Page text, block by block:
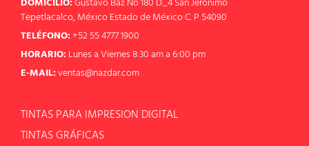
Tepetlacalco, México Estado de México C. P 54090
TELÉFONO:+52 55 4777 1900
HORARIO: Lunes a Viernes 8:30 am a 6:00 pm
E-MAIL:ventas@nazdar.com
TINTAS PARA IMPRESION DIGITAL
TINTAS GRÁFICAS